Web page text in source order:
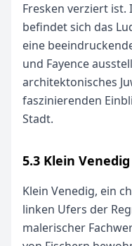
Fresken verziert ist.
befindet sich das
eine
und Fayence
architektonisches
faszinierenden
Stadt.
5.3 Klein Venedig
Klein Venedig, ein
linken Ufers der
malerischer